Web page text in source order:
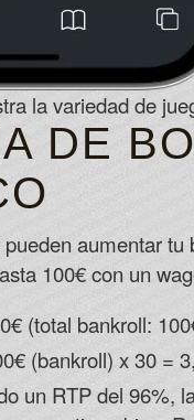
la variedad de
DE
pueden aumentar tu
100€ con un
(total bankroll:
(bankroll) x 30 =
un RTP del 96%,